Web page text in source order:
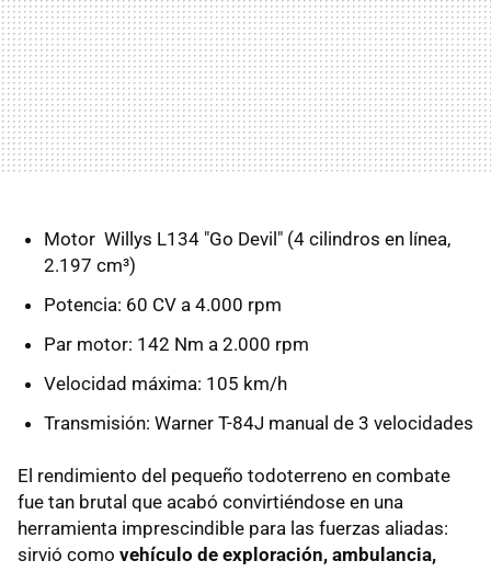
Motor Willys L134 "Go Devil" (4 cilindros en línea,
2.197 cm³)
Potencia: 60 CV a 4.000 rpm
Par motor: 142 Nm a 2.000 rpm
Velocidad máxima: 105 km/h
Transmisión: Warner T-84J manual de 3 velocidades
El rendimiento del pequeño todoterreno en combate
fue tan brutal que acabó convirtiéndose en una
herramienta imprescindible para las fuerzas aliadas:
sirvió como vehículo de exploración, ambulancia,